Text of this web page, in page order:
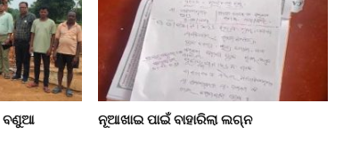
ବଣୁଆ
ନୂଆଖାଇ ପାଇଁ ବାହାରିଲା ଲଗ୍ନ